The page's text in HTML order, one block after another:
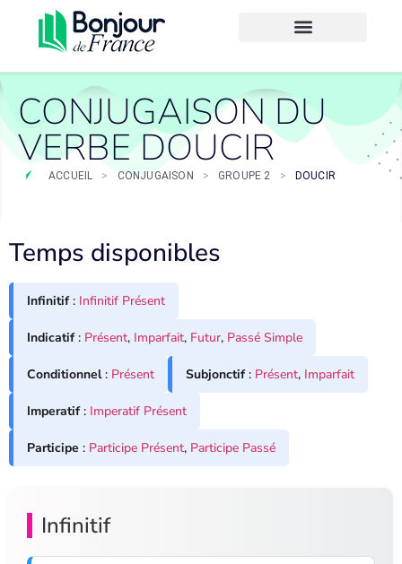
CONJUGAISON DU
VERBE DOUCIR
ACCUEIL > CONJUGAISON > GROUPE 2 > DOUCIR
Temps disponibles
Infinitif: Infinitif Présent
Indicatif: Présent, Imparfait, Futur, Passé Simple
Conditionnel: Présent Subjonctif: Présent, Imparfait
Imperatif: Imperatif Présent
Participe : Participe Présent, Participe Passé
Infinitif